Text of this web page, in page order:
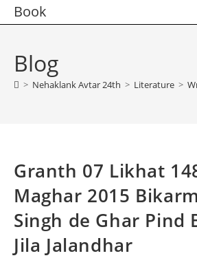
Blog
> Nehaklank Avtar 24th > Literature >
Granth 07 Likhat
Maghar 2015
Singh de Ghar Pind
Jila Jalandhar